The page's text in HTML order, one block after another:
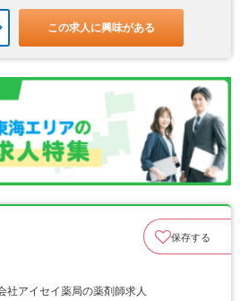
この求人に興味がある
保存する
アイセイ薬局の薬剤師求人